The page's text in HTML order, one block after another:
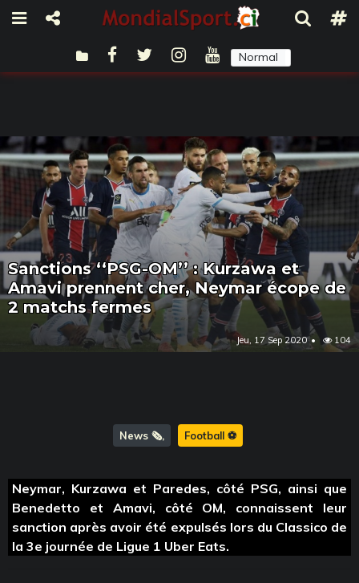
Normal
Sanctions ‘‘PSG-OM’’ : Kurzawa et
Amavi prennent cher, Neymar écope de
2 matchs fermes
Jeu, 17 Sep 2020 104
News 🗞️ Football ⚽️
Neymar, Kurzawa et Paredes, côté PSG, ainsi que
Benedetto et Amavi, côté OM, connaissent leur
sanction après avoir été expulsés lors du Classico de
la 3e journée de Ligue 1 Uber Eats.